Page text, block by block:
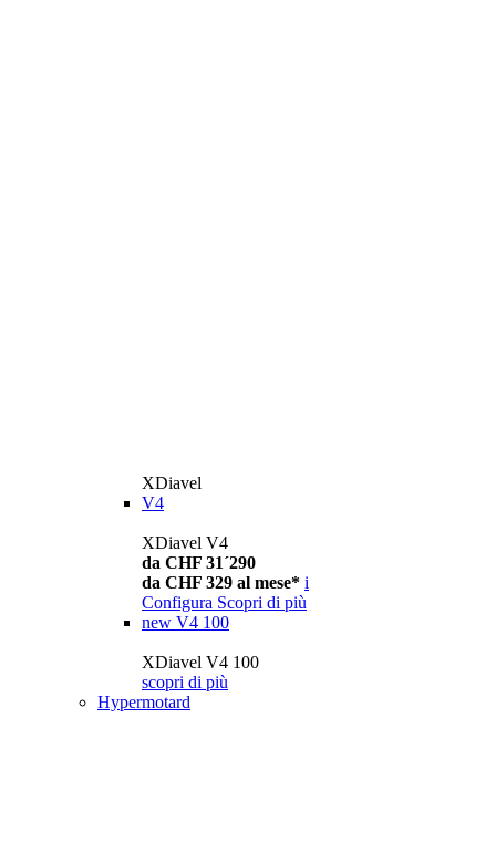
XDiavel
V4
XDiavel V4
da CHF 31´290
da CHF 329 al mese* i
Configura Scopri di più
new V4 100
XDiavel V4 100
scopri di più
Hypermotard